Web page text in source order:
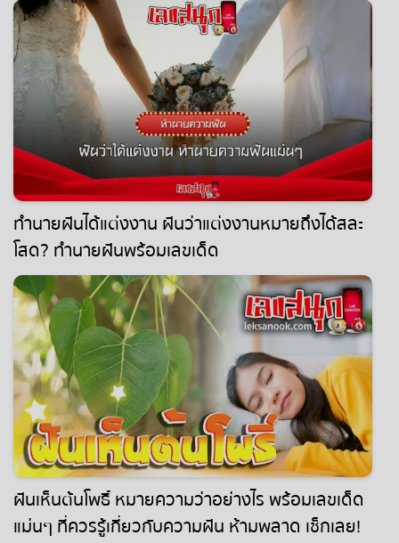
ทำนายฝันได้แต่งงาน ฝันว่าแต่งงานหมายถึงได้สละ
โสด? ทำนายฝันพร้อมเลขเด็ด
ฝันเห็นต้นโพธิ์ หมายความว่าอย่างไร พร้อมเลขเด็ด
แม่นๆ ที่ควรรู้เกี่ยวกับความฝัน ห้ามพลาด เช็กเลย!